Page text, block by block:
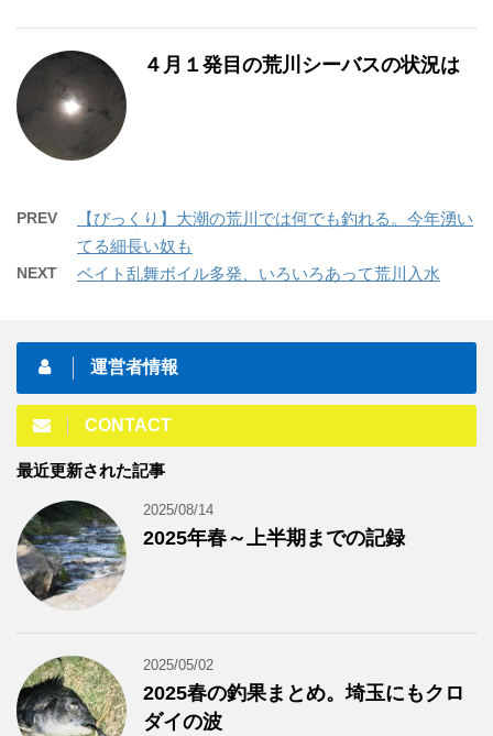
４月１発目の荒川シーバスの状況は
PREV
【びっくり】大潮の荒川では何でも釣れる。今年湧い
てる細長い奴も
NEXT ベイト乱舞ボイル多発、いろいろあって荒川入水
運営者情報
CONTACT
最近更新された記事
2025/08/14
2025年春～上半期までの記録
2025/05/02
2025春の釣果まとめ。埼玉にもクロ
ダイの波